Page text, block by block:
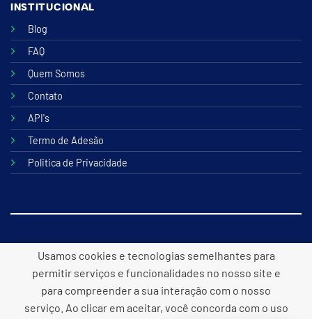
INSTITUCIONAL
Blog
FAQ
Quem Somos
Contato
API's
Termo de Adesão
Politica de Privacidade
© 2026 B2lite Tecnologia Online
Desenvolvido porPanacea
Usamos cookies e tecnologias semelhantes para
permitir serviços e funcionalidades no nosso site e
para compreender a sua interação com o nosso
serviço. Ao clicar em aceitar, você concorda com o uso